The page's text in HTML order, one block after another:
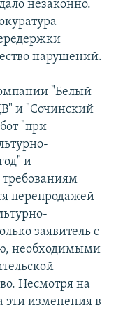
незаконно.
нарушений.
"Белый
и "Сочинский
"при
и
требованиям
перепродажей
заявитель с
необходимыми
Несмотря на
эти изменения в